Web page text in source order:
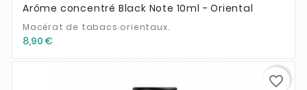
Arôme concentré Black Note 10ml - Oriental
Macérat de tabacs orientaux.
8,90 €
favorite_border